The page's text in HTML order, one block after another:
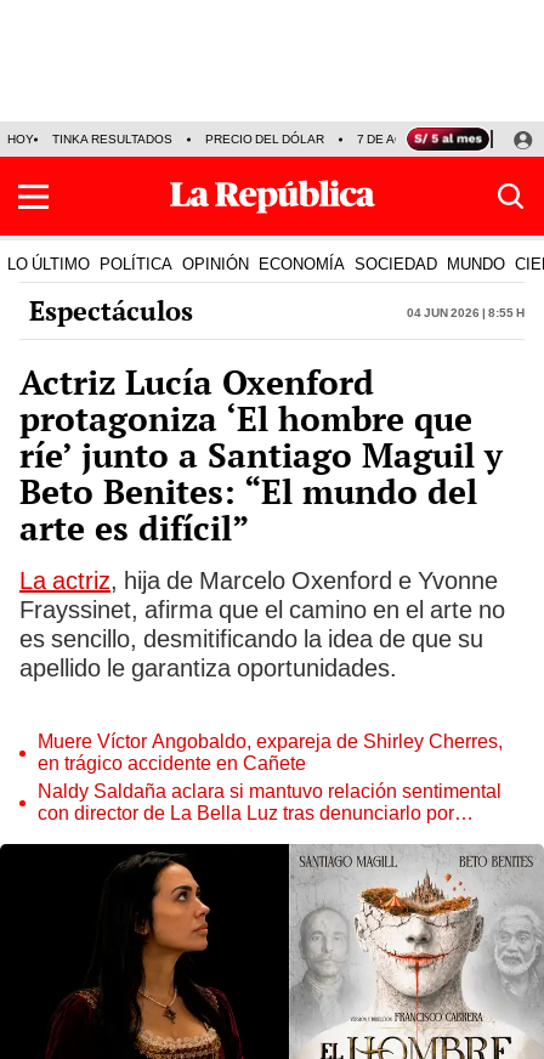
HOY TINKA RESULTADOS PRECIO DEL DÓLAR 7 DE AGOSTO OLLANTA
LO ÚLTIMO POLÍTICA OPINIÓN ECONOMÍA SOCIEDAD MUNDO
Espectáculos 04 Jun 2026 | 8:55 h
Actriz Lucía Oxenford
protagoniza ‘El hombre que
ríe’ junto a Santiago Maguil y
Beto Benites: “El mundo del
arte es difícil”
La actriz, hija de Marcelo Oxenford e Yvonne
Frayssinet, afirma que el camino en el arte no
es sencillo, desmitificando la idea de que su
apellido le garantiza oportunidades.
Muere Víctor Angobaldo, expareja de Shirley Cherres,
en trágico accidente en Cañete
Naldy Saldaña aclara si mantuvo relación sentimental
con director de La Bella Luz tras denunciarlo por